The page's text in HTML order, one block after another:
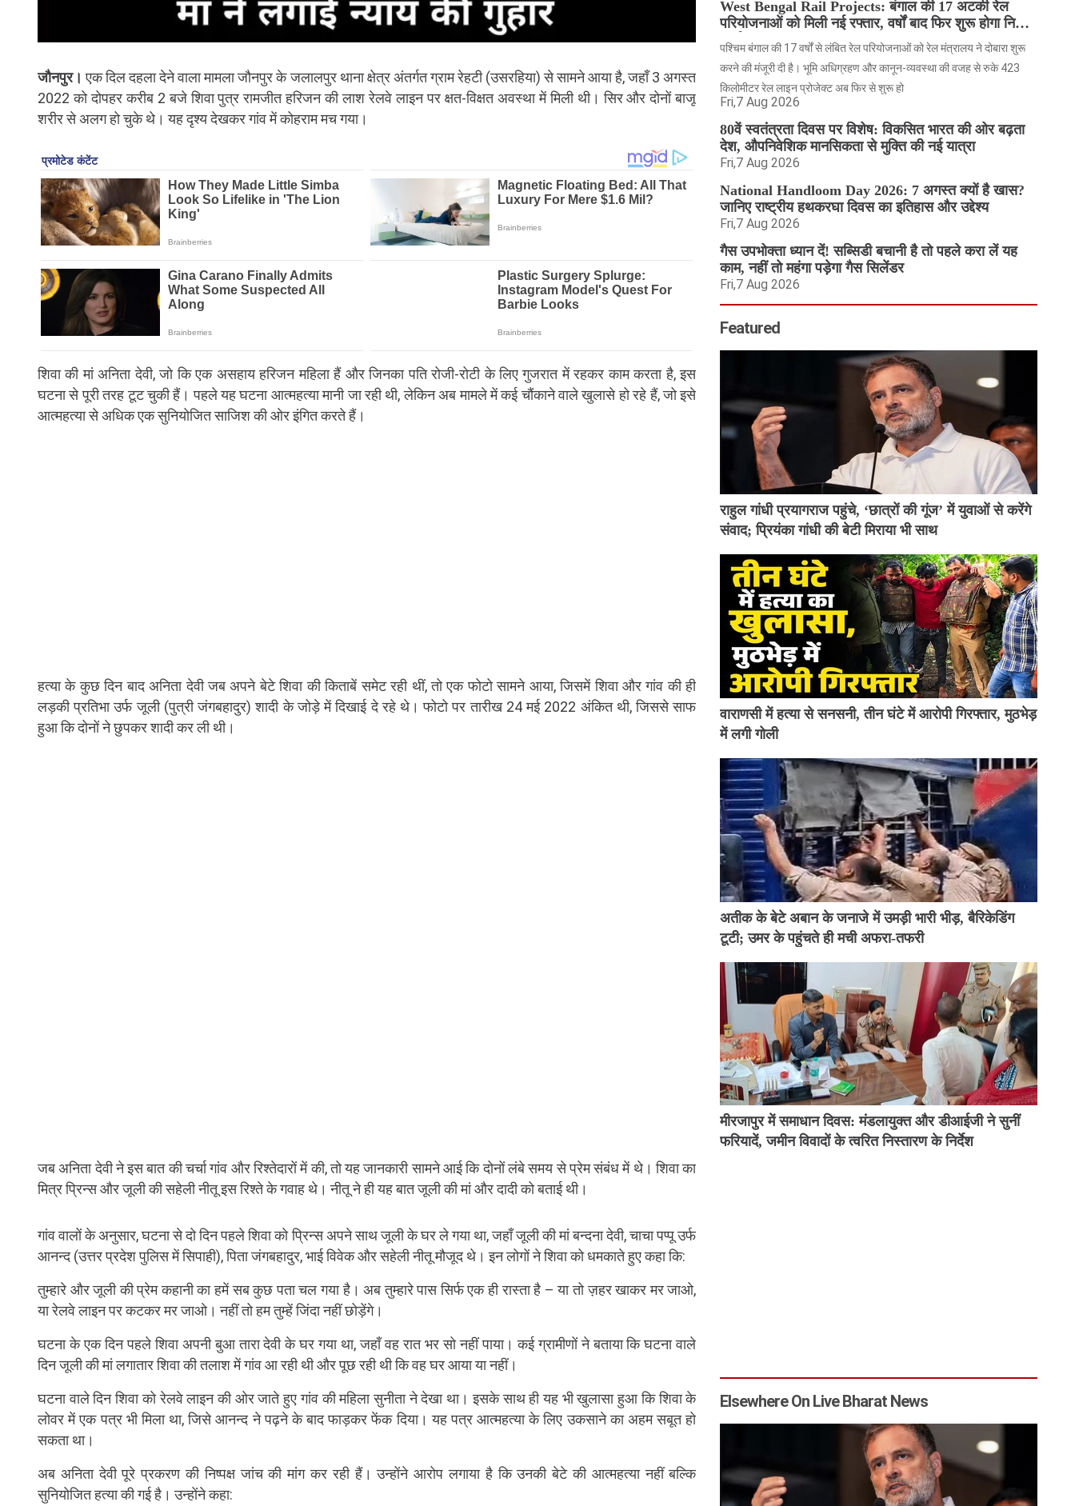
जौनपुर।एक दिल दहला देने वाला मामला जौनपुर के जलालपुर थाना क्षेत्र अंतर्गत ग्राम रेहटी (उसरहिया) से सामने आया है, जहाँ 3 अगस्त
2022 को दोपहर करीब 2 बजे शिवा पुत्र रामजीत हरिजन की लाश रेलवे लाइन पर क्षत-विक्षत अवस्था में मिली थी। सिर और दोनों बाजू
शरीर से अलग हो चुके थे। यह दृश्य देखकर गांव में कोहराम मच गया।
शिवा की मां अनिता देवी, जो कि एक असहाय हरिजन महिला हैं और जिनका पति रोजी-रोटी के लिए गुजरात में रहकर काम करता है, इस
घटना से पूरी तरह टूट चुकी हैं। पहले यह घटना आत्महत्या मानी जा रही थी, लेकिन अब मामले में कई चौंकाने वाले खुलासे हो रहे हैं, जो इसे
आत्महत्या से अधिक एक सुनियोजित साजिश की ओर इंगित करते हैं।
हत्या के कुछ दिन बाद अनिता देवी जब अपने बेटे शिवा की किताबें समेट रही थीं, तो एक फोटो सामने आया, जिसमें शिवा और गांव की ही
लड़की प्रतिभा उर्फ जूली (पुत्री जंगबहादुर) शादी के जोड़े में दिखाई दे रहे थे। फोटो पर तारीख 24 मई 2022 अंकित थी, जिससे साफ
हुआ कि दोनों ने छुपकर शादी कर ली थी।
जब अनिता देवी ने इस बात की चर्चा गांव और रिश्तेदारों में की, तो यह जानकारी सामने आई कि दोनों लंबे समय से प्रेम संबंध में थे। शिवा का
मित्र प्रिन्स और जूली की सहेली नीतू इस रिश्ते के गवाह थे। नीतू ने ही यह बात जूली की मां और दादी को बताई थी।
गांव वालों के अनुसार, घटना से दो दिन पहले शिवा को प्रिन्स अपने साथ जूली के घर ले गया था, जहाँ जूली की मां बन्दना देवी, चाचा पप्पू उर्फ
आनन्द (उत्तर प्रदेश पुलिस में सिपाही), पिता जंगबहादुर, भाई विवेक और सहेली नीतू मौजूद थे। इन लोगों ने शिवा को धमकाते हुए कहा कि:
तुम्हारे और जूली की प्रेम कहानी का हमें सब कुछ पता चल गया है। अब तुम्हारे पास सिर्फ एक ही रास्ता है – या तो ज़हर खाकर मर जाओ,
या रेलवे लाइन पर कटकर मर जाओ। नहीं तो हम तुम्हें जिंदा नहीं छोड़ेंगे।
घटना के एक दिन पहले शिवा अपनी बुआ तारा देवी के घर गया था, जहाँ वह रात भर सो नहीं पाया। कई ग्रामीणों ने बताया कि घटना वाले
दिन जूली की मां लगातार शिवा की तलाश में गांव आ रही थी और पूछ रही थी कि वह घर आया या नहीं।
घटना वाले दिन शिवा को रेलवे लाइन की ओर जाते हुए गांव की महिला सुनीता ने देखा था। इसके साथ ही यह भी खुलासा हुआ कि शिवा के
लोवर में एक पत्र भी मिला था, जिसे आनन्द ने पढ़ने के बाद फाड़कर फेंक दिया। यह पत्र आत्महत्या के लिए उकसाने का अहम सबूत हो
सकता था।
अब अनिता देवी पूरे प्रकरण की निष्पक्ष जांच की मांग कर रही हैं। उन्होंने आरोप लगाया है कि उनकी बेटे की आत्महत्या नहीं बल्कि
सुनियोजित हत्या की गई है। उन्होंने कहा:
West Bengal Rail Projects: बंगाल की 17 अटकी रेल
परियोजनाओं को मिली नई रफ्तार, वर्षों बाद फिर शुरू होगा निर्माण
कार्य
पश्चिम बंगाल की 17 वर्षों से लंबित रेल परियोजनाओं को रेल मंत्रालय ने दोबारा शुरू
करने की मंजूरी दी है। भूमि अधिग्रहण और कानून-व्यवस्था की वजह से रुके 423
किलोमीटर रेल लाइन प्रोजेक्ट अब फिर से शुरू हो
Fri,7 Aug 2026
80वें स्वतंत्रता दिवस पर विशेष: विकसित भारत की ओर बढ़ता
देश, औपनिवेशिक मानसिकता से मुक्ति की नई यात्रा
Fri,7 Aug 2026
National Handloom Day 2026: 7 अगस्त क्यों है खास?
जानिए राष्ट्रीय हथकरघा दिवस का इतिहास और उद्देश्य
Fri,7 Aug 2026
गैस उपभोक्ता ध्यान दें! सब्सिडी बचानी है तो पहले करा लें यह
काम, नहीं तो महंगा पड़ेगा गैस सिलेंडर
Fri,7 Aug 2026
Featured
राहुल गांधी प्रयागराज पहुंचे, ‘छात्रों की गूंज’ में युवाओं से करेंगे
संवाद; प्रियंका गांधी की बेटी मिराया भी साथ
वाराणसी में हत्या से सनसनी, तीन घंटे में आरोपी गिरफ्तार, मुठभेड़
में लगी गोली
अतीक के बेटे अबान के जनाजे में उमड़ी भारी भीड़, बैरिकेडिंग
टूटी; उमर के पहुंचते ही मची अफरा-तफरी
मीरजापुर में समाधान दिवस: मंडलायुक्त और डीआईजी ने सुनीं
फरियादें, जमीन विवादों के त्वरित निस्तारण के निर्देश
Elsewhere On Live Bharat News